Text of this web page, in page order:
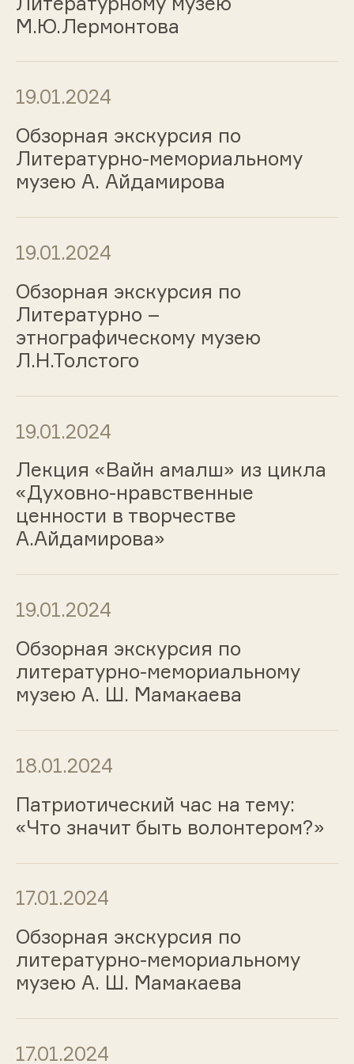
М.Ю.Лермонтова
19.01.2024
Обзорная экскурсия по
Литературно-мемориальному
музею А. Айдамирова
19.01.2024
Обзорная экскурсия по
Литературно –
этнографическому музею
Л.Н.Толстого
19.01.2024
Лекция «Вайн амалш» из цикла
«Духовно-нравственные
ценности в творчестве
А.Айдамирова»
19.01.2024
Обзорная экскурсия по
литературно-мемориальному
музею А. Ш. Мамакаева
18.01.2024
Патриотический час на тему:
«Что значит быть волонтером?»
17.01.2024
Обзорная экскурсия по
литературно-мемориальному
музею А. Ш. Мамакаева
17.01.2024